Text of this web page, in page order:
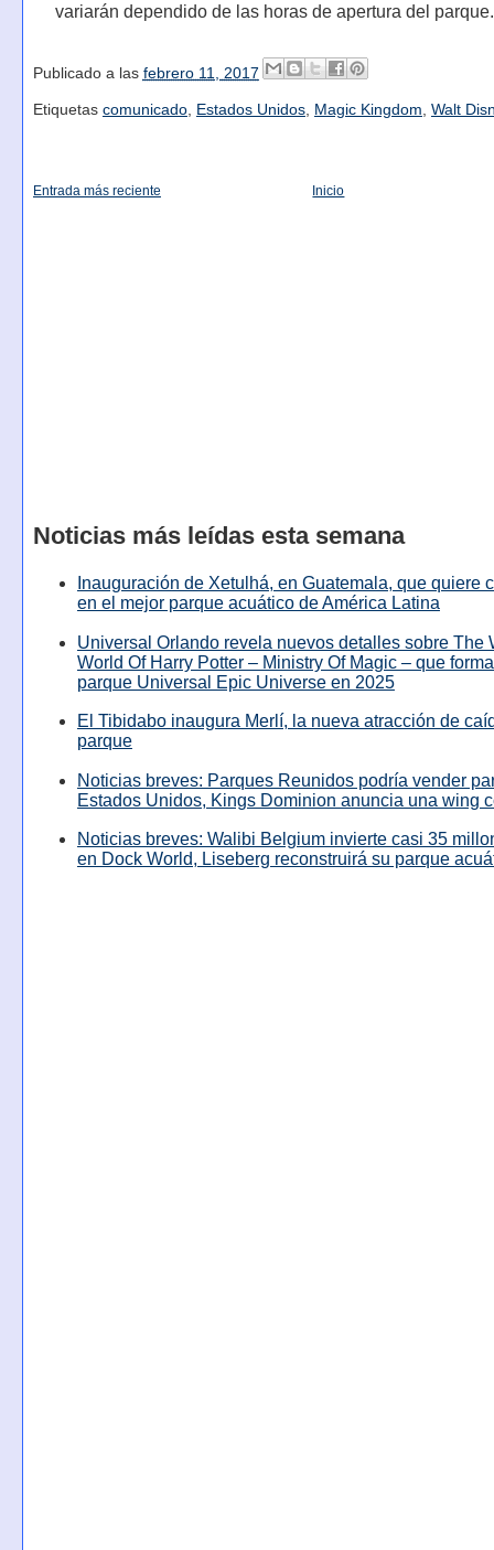
variarán dependido de las horas de apertura del parque.
Publicado a las febrero 11, 2017
Etiquetas comunicado, Estados Unidos, Magic Kingdom, Walt
Entrada más reciente Inicio
Noticias más leídas esta semana
Inauguración de Xetulhá, en Guatemala, que quiere
en el mejor parque acuático de América Latina
Universal Orlando revela nuevos detalles sobre The
World Of Harry Potter – Ministry Of Magic – que
parque Universal Epic Universe en 2025
El Tibidabo inaugura Merlí, la nueva atracción de
parque
Noticias breves: Parques Reunidos podría vender
Estados Unidos, Kings Dominion anuncia una wing
Noticias breves: Walibi Belgium invierte casi 35
en Dock World, Liseberg reconstruirá su parque